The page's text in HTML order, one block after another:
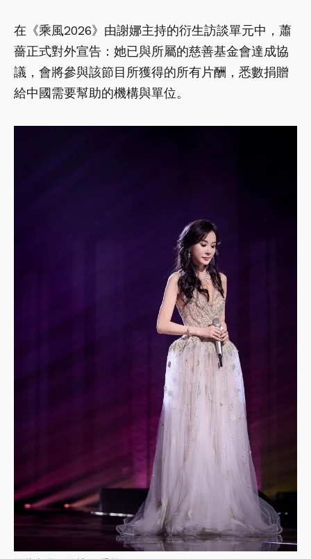
在《乘風2026》由謝娜主持的衍生訪談單元中，蕭
薔正式對外宣告：她已與所屬的慈善基金會達成協
議，會將參與該節目所獲得的所有片酬，悉數捐贈
給中國需要幫助的機構與單位。